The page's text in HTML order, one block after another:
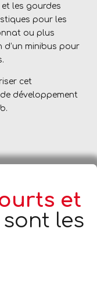
les gourdes
pour les
ou plus
minibus pour
cet
développement
et
sont les